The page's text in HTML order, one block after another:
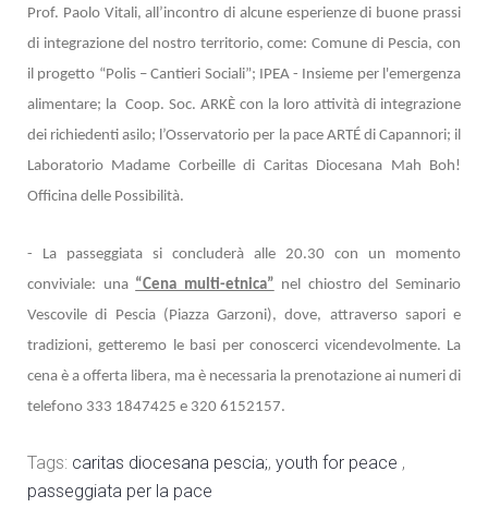
Prof. Paolo Vitali, all’incontro di alcune esperienze di buone prassi
di integrazione del nostro territorio, come: Comune di Pescia, con
il progetto “Polis – Cantieri Sociali”; IPEA - Insieme per l'emergenza
alimentare; la Coop. Soc. ARKÈ con la loro attività di integrazione
dei richiedenti asilo; l’Osservatorio per la pace ARTÉ di Capannori; il
Laboratorio Madame Corbeille di Caritas Diocesana Mah Boh!
Officina delle Possibilità.
- La passeggiata si concluderà alle 20.30 con un momento
conviviale: una “Cena multi-etnica” nel chiostro del Seminario
Vescovile di Pescia (Piazza Garzoni), dove, attraverso sapori e
tradizioni, getteremo le basi per conoscerci vicendevolmente. La
cena è a offerta libera, ma è necessaria la prenotazione ai numeri di
telefono 333 1847425 e 320 6152157.
Tags: caritas diocesana pescia;, youth for peace ,
passeggiata per la pace